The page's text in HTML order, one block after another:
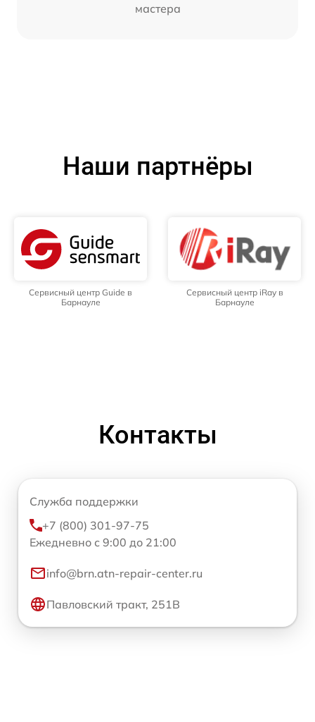
мастера
Наши партнёры
Сервисный центр Guide в
Барнауле
Сервисный центр iRay в
Барнауле
Контакты
Служба поддержки
+7 (800) 301-97-75
Ежедневно с 9:00 до 21:00
info@brn.atn-repair-center.ru
Павловский тракт, 251В